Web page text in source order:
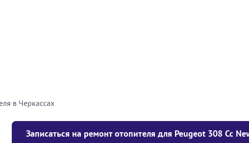
в Черкассах
Записаться на ремонт отопителя для Peugeot 308 Cc